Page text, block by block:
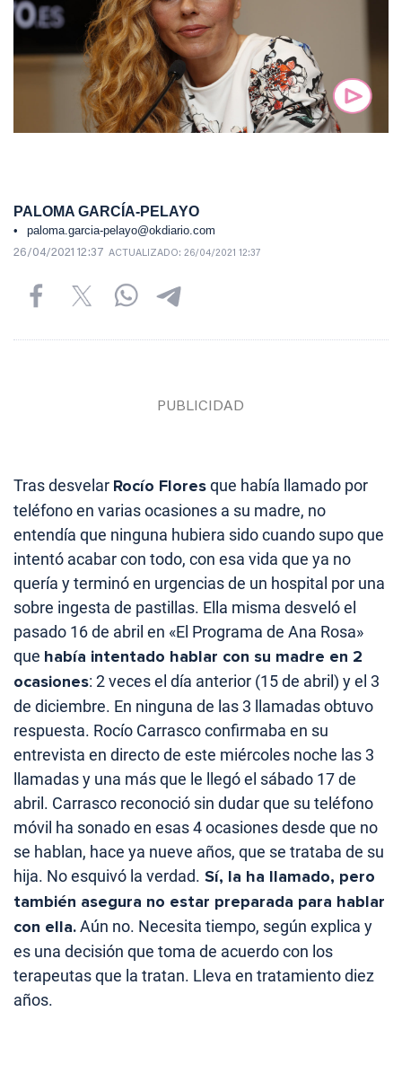
PALOMA GARCÍA-PELAYO
paloma.garcia-pelayo@okdiario.com
26/04/2021 12:37 ACTUALIZADO: 26/04/2021 12:37
Tras desvelar Rocío Floresque había llamado por
teléfono en varias ocasiones a su madre, no
entendía que ninguna hubiera sido cuando supo que
intentó acabar con todo, con esa vida que ya no
quería y terminó en urgencias de un hospital por una
sobre ingesta de pastillas. Ella misma desveló el
pasado 16 de abril en «El Programa de Ana Rosa»
que había intentado hablar con su madre en 2
ocasiones: 2 veces el día anterior (15 de abril) y el 3
de diciembre. En ninguna de las 3 llamadas obtuvo
respuesta. Rocío Carrasco confirmaba en su
entrevista en directo de este miércoles noche las 3
llamadas y una más que le llegó el sábado 17 de
abril. Carrasco reconoció sin dudar que su teléfono
móvil ha sonado en esas 4 ocasiones desde que no
se hablan, hace ya nueve años, que se trataba de su
hija. No esquivó la verdad. Sí, la ha llamado, pero
también asegura no estar preparada para hablar
con ella.Aún no. Necesita tiempo, según explica y
es una decisión que toma de acuerdo con los
terapeutas que la tratan. Lleva en tratamiento diez
años.